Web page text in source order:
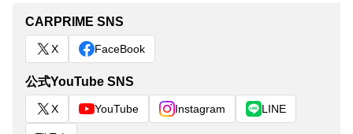
CARPRIME SNS
X FaceBook
公式YouTube SNS
X YouTube Instagram LINE